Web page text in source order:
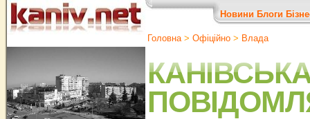
Новини Блоги
Головна> Офіційно > Влада